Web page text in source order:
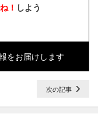
！ しよう
をお届けします
次の記事